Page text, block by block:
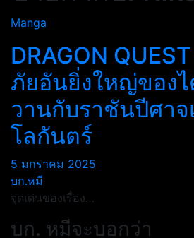
Manga
DRAGON
ภัยอันยิ่งใหญ่ของ
วานกับราชันปีศาจ
โลกันตร์
5 มกราคม 2025
บก.หมี
จุดเด่นของเรื่อง…
บก. หมีจะบอกว่า